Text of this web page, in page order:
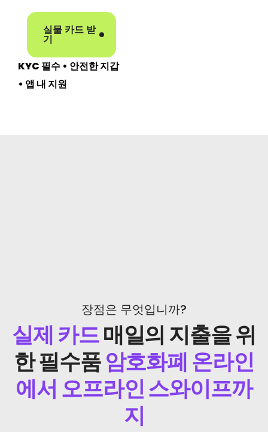
실물 카드 받
기
KYC 필수 • 안전한 지갑
• 앱 내 지원
장점은 무엇입니까?
실제 카드매일의 지출을 위
한 필수품암호화폐 온라인
에서 오프라인 스와이프까
지